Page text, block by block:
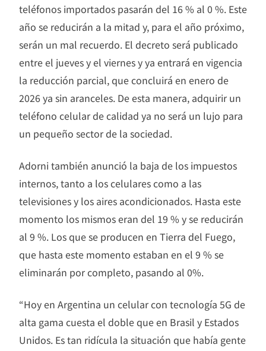
teléfonos importados pasarán del 16 % al 0 %. Este
año se reducirán a la mitad y, para el año próximo,
serán un mal recuerdo. El decreto será publicado
entre el jueves y el viernes y ya entrará en vigencia
la reducción parcial, que concluirá en enero de
2026 ya sin aranceles. De esta manera, adquirir un
teléfono celular de calidad ya no será un lujo para
un pequeño sector de la sociedad.
Adorni también anunció la baja de los impuestos
internos, tanto a los celulares como a las
televisiones y los aires acondicionados. Hasta este
momento los mismos eran del 19 % y se reducirán
al 9 %. Los que se producen en Tierra del Fuego,
que hasta este momento estaban en el 9 % se
eliminarán por completo, pasando al 0%.
“Hoy en Argentina un celular con tecnología 5G de
alta gama cuesta el doble que en Brasil y Estados
Unidos. Es tan ridícula la situación que había gente